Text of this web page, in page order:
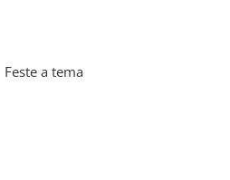
Feste a tema